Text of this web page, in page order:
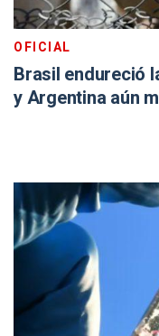
OFICIAL
Brasil endureció
y Argentina aún